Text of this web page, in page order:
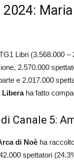
Libri (3.568.000 –
2.570.000
e 2.017.000
ha fatto
Canale 5:
di Noè ha
spettatori